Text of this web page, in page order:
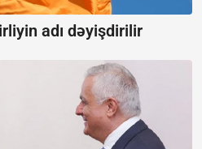
adı dəyişdirilir